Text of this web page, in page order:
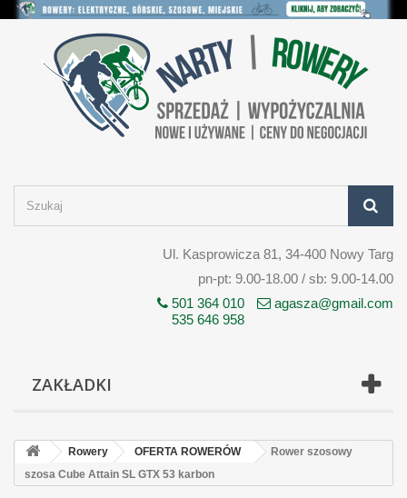
Ul. Kasprowicza 81, 34-400 Nowy Targ
pn-pt: 9.00-18.00 / sb: 9.00-14.00
501 364 010
535 646 958
agasza@gmail.com
ZAKŁADKI
Rowery OFERTA ROWERÓW
Rower szosowy
szosa Cube Attain SL GTX 53 karbon